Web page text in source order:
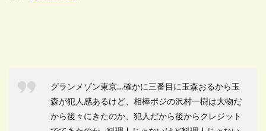
グランメゾン東京…確かに三番目に玉森おるから玉
森が犯人感あるけど、相棒ポジの沢村一樹は大物だ
から後々にきたのか、犯人だから後からクレジット